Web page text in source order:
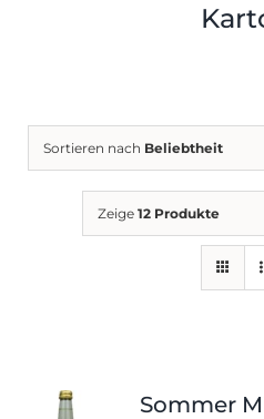
Sortieren nach Beliebtheit
Zeige 12 Produkte
Sommer